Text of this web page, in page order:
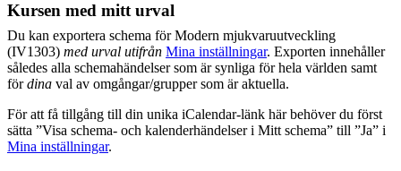
Kursen med mitt urval
Du kan exportera schema för Modern mjukvaruutveckling
(IV1303) med urval utifrån Mina inställningar. Exporten innehåller
således alla schemahändelser som är synliga för hela världen samt
fördina val av omgångar/grupper som är aktuella.
För att få tillgång till din unika iCalendar-länk här behöver du först
sätta ”Visa schema- och kalenderhändelser i Mitt schema” till ”Ja” i
Mina inställningar.